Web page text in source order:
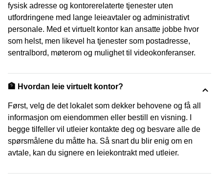
fysisk adresse og kontorerelaterte tjenester uten
utfordringene med lange leieavtaler og administrativt
personale. Med et virtuelt kontor kan ansatte jobbe hvor
som helst, men likevel ha tjenester som postadresse,
sentralbord, møterom og mulighet til videokonferanser.
🏦 Hvordan leie virtuelt kontor?
Først, velg de det lokalet som dekker behovene og få all
informasjon om eiendommen eller bestill en visning. I
begge tilfeller vil utleier kontakte deg og besvare alle de
spørsmålene du måtte ha. Så snart du blir enig om en
avtale, kan du signere en leiekontrakt med utleier.